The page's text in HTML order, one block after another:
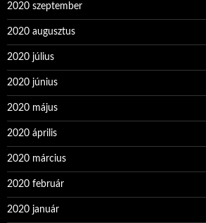
2020 szeptember
2020 augusztus
2020 július
2020 június
2020 május
2020 április
2020 március
2020 február
2020 január